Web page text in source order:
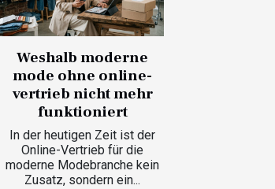
Weshalb moderne
mode ohne online-
vertrieb nicht mehr
funktioniert
In der heutigen Zeit ist der
Online-Vertrieb für die
moderne Modebranche kein
Zusatz, sondern ein...